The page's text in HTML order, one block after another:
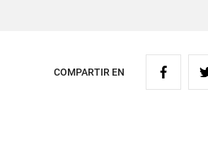
COMPARTIR EN